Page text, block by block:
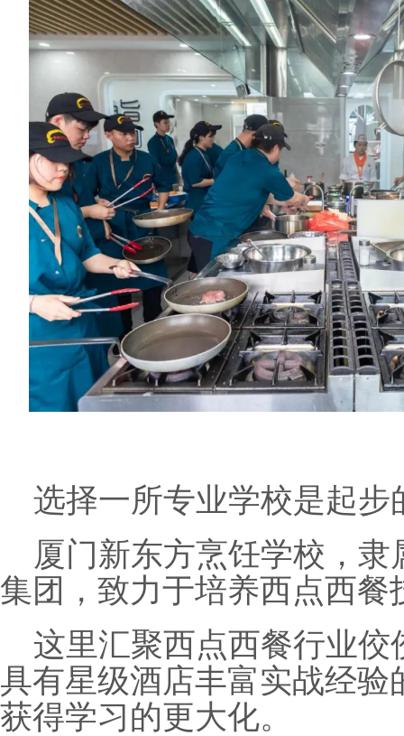
选择一所专业学校是起步
厦门新东方烹饪学校，
集团，致力于培养西点西餐
这里汇聚西点西餐行业
具有星级酒店丰富实战经
获得学习的更大化。